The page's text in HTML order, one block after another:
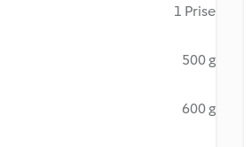
1 Prise
500 g
600 g